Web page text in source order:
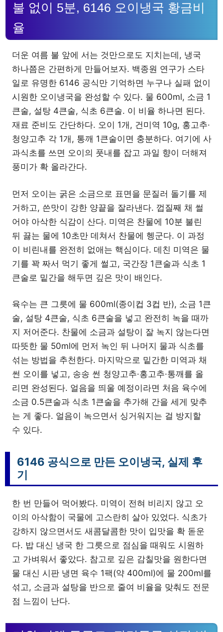
불 없이 5분, 6146 오이냉국 황금비
율
더운 여름 불 앞에 서는 것만으로도 지치는데, 냉국
하나쯤은 간편하게 만들어보자. 백종원 연구가 스타
일로 유명한 6146 공식만 기억하면 누구나 실패 없이
시원한 오이냉국을 완성할 수 있다. 물 600ml, 소금 1
큰술, 설탕 4큰술, 식초 6큰술. 이 비율 하나면 된다.
재료 준비도 간단하다. 오이 1개, 건미역 10g, 홍고추·
청양고추 각 1개, 통깨 1큰술이면 충분하다. 여기에 사
과식초를 쓰면 오이의 풋내를 잡고 과일 향이 더해져
풍미가 확 올라간다.
먼저 오이는 굵은 소금으로 표면을 문질러 돌기를 제
거하고, 쓴맛이 강한 양끝을 잘라낸다. 껍질째 채 썰
어야 아삭한 식감이 산다. 미역은 찬물에 10분 불린
뒤 끓는 물에 10초만 데쳐서 찬물에 헹군다. 이 과정
이 비린내를 완전히 없애는 핵심이다. 데친 미역은 물
기를 꽉 짜서 먹기 좋게 썰고, 국간장 1큰술과 식초 1
큰술로 밑간을 해두면 깊은 맛이 배인다.
육수는 큰 그릇에 물 600ml(종이컵 3컵 반), 소금 1큰
술, 설탕 4큰술, 식초 6큰술을 넣고 완전히 녹을 때까
지 저어준다. 찬물에 소금과 설탕이 잘 녹지 않는다면
따뜻한 물 50ml에 먼저 녹인 뒤 나머지 물과 식초를
섞는 방법을 추천한다. 마지막으로 밑간한 미역과 채
썬 오이를 넣고, 송송 썬 청양고추·홍고추·통깨를 올
리면 완성된다. 얼음을 띄울 예정이라면 처음 육수에
소금 0.5큰술과 식초 1큰술을 추가해 간을 세게 맞추
는 게 좋다. 얼음이 녹으면서 싱거워지는 걸 방지할
수 있다.
6146 공식으로 만든 오이냉국, 실제 후
기
한 번 만들어 먹어봤다. 미역이 전혀 비리지 않고 오
이의 아삭함이 국물에 고스란히 살아 있었다. 식초가
강하지 않으면서도 새콤달콤한 맛이 입맛을 확 돋운
다. 밥 대신 냉국 한 그릇으로 점심을 때워도 시원하
고 가벼워서 좋았다. 참고로 깊은 감칠맛을 원한다면
물 대신 시판 냉면 육수 1팩(약 400ml)에 물 200ml를
섞고, 소금과 설탕을 반으로 줄여 비율을 맞춰도 전문
점 느낌이 난다.